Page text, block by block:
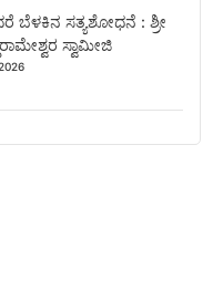
ಬೆಳಕಿನ ಸತ್ಯಶೋಧನೆ : ಶ್ರೀ
ಸ್ವಾಮೀಜಿ